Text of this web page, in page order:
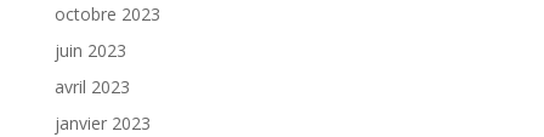
octobre 2023
juin 2023
avril 2023
janvier 2023